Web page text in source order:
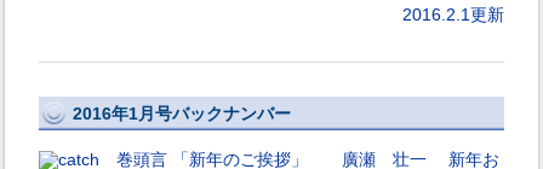
2016.2.1更新
2016年1月号バックナンバー
巻頭言 「新年のご挨拶」 廣瀬 壮一 新年お